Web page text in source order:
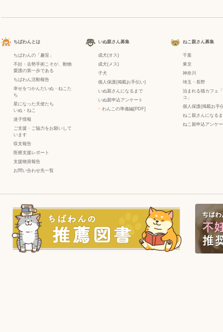
ちばわんとは
ちばわんの「趣旨」
不妊・去勢手術こそが、動物
愛護の第一歩である
ちばわん活動報告
幸せをつかんだいぬ・ねこた
ち
星になった天使たち
いぬ ・ ねこ
迷子情報
ご支援・ご協力をお願いして
います
収支報告
医療支援レポート
支援物資報告
お問い合わせ先一覧
いぬ親さん募集
成犬(オス)
成犬(メス)
子犬
個人保護(掲載お手伝い)
いぬ親さんになるまで
いぬ親申込アンケート
− わんこの準備編[PDF]
ねこ親さん募集
千葉
東京
神奈川
埼玉・長野
泊まれる猫カフェ
コ」
個人保護(掲載お手
ねこ親さんになる
ねこ親申込アンケ